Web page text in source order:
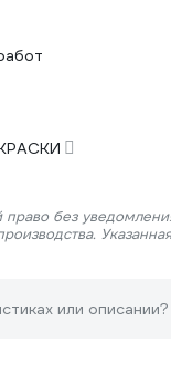
право без
или описании?